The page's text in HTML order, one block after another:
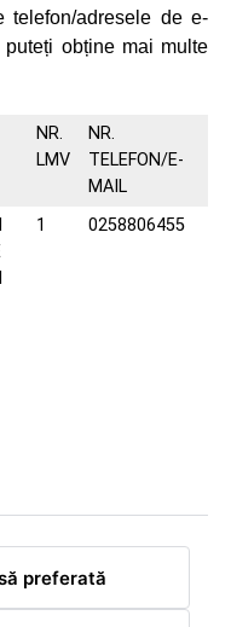
telefon/adresele de e-
obține mai multe
NR.
LMV
NR.
TELEFON/E-
MAIL
1 0258806455
preferată